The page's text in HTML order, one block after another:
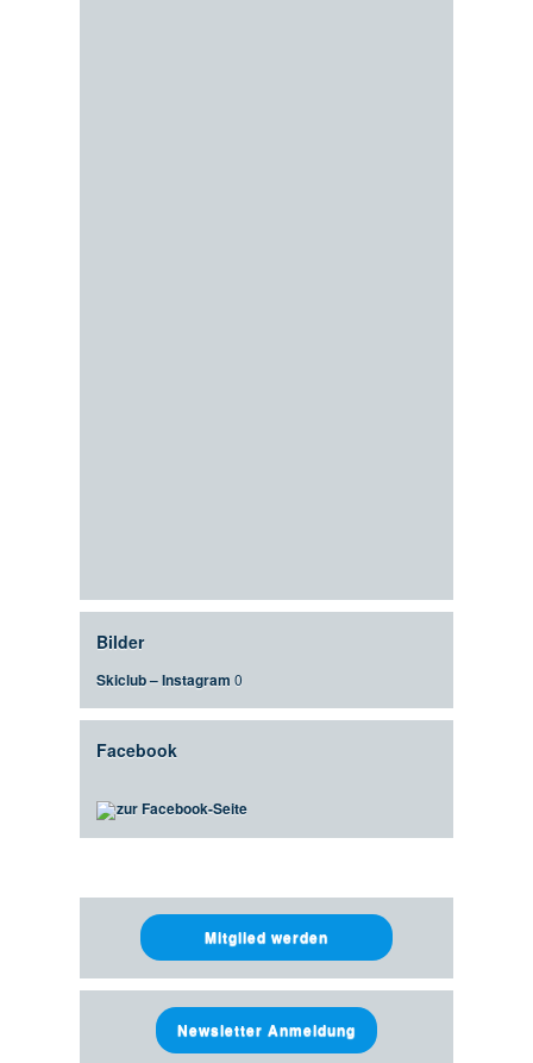
Bilder
Skiclub – Instagram 0
Facebook
zur Facebook-Seite
Mitglied werden
Newsletter Anmeldung